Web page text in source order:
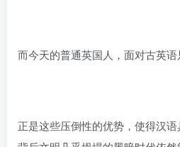
而今天的普通英国人，面对古英语
正是这些压倒性的优势，使得汉